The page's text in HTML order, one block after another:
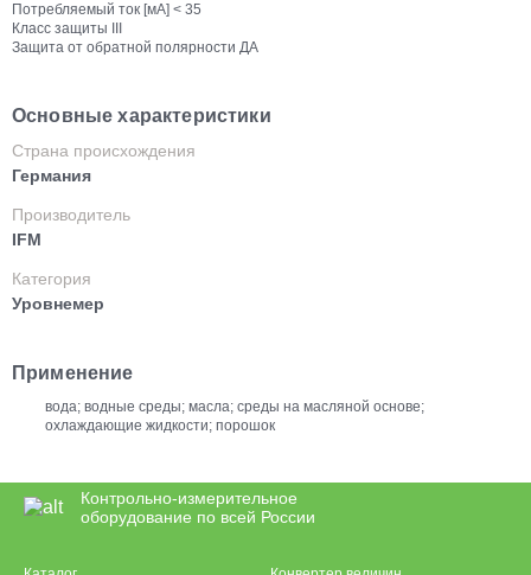
Потребляемый ток [мА] < 35
Класс защиты III
Защита от обратной полярности ДА
Основные характеристики
Страна происхождения
Германия
Производитель
IFM
Категория
Уровнемер
Применение
вода; водные среды; масла; среды на масляной основе;
охлаждающие жидкости; порошок
Контрольно-измерительное
оборудование по всей России